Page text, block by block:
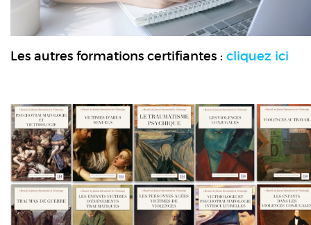
Les autres formations certifiantes : cliquez ici